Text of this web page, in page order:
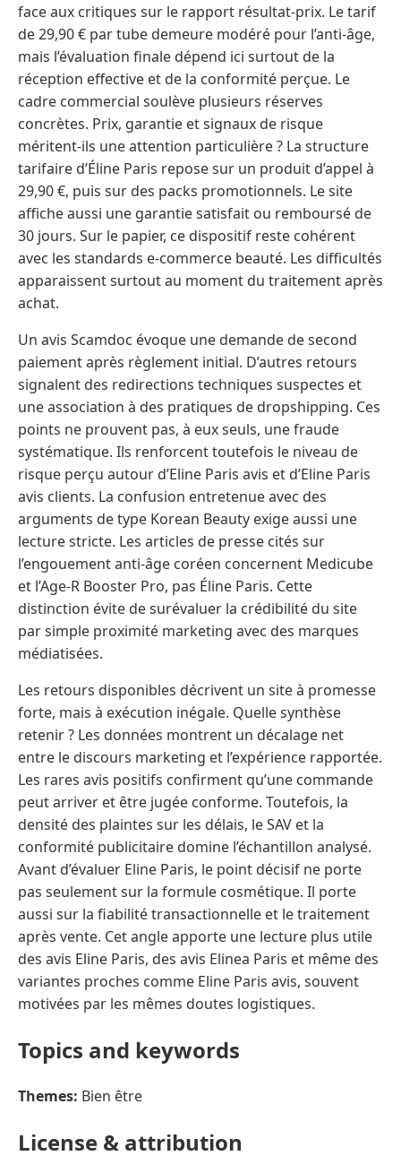
face aux critiques sur le rapport résultat-prix. Le tarif
de 29,90 € par tube demeure modéré pour l’anti-âge,
mais l’évaluation finale dépend ici surtout de la
réception effective et de la conformité perçue. Le
cadre commercial soulève plusieurs réserves
concrètes. Prix, garantie et signaux de risque
méritent-ils une attention particulière ? La structure
tarifaire d’Éline Paris repose sur un produit d’appel à
29,90 €, puis sur des packs promotionnels. Le site
affiche aussi une garantie satisfait ou remboursé de
30 jours. Sur le papier, ce dispositif reste cohérent
avec les standards e-commerce beauté. Les difficultés
apparaissent surtout au moment du traitement après
achat.
Un avis Scamdoc évoque une demande de second
paiement après règlement initial. D’autres retours
signalent des redirections techniques suspectes et
une association à des pratiques de dropshipping. Ces
points ne prouvent pas, à eux seuls, une fraude
systématique. Ils renforcent toutefois le niveau de
risque perçu autour d’Eline Paris avis et d’Eline Paris
avis clients. La confusion entretenue avec des
arguments de type Korean Beauty exige aussi une
lecture stricte. Les articles de presse cités sur
l’engouement anti-âge coréen concernent Medicube
et l’Age-R Booster Pro, pas Éline Paris. Cette
distinction évite de surévaluer la crédibilité du site
par simple proximité marketing avec des marques
médiatisées.
Les retours disponibles décrivent un site à promesse
forte, mais à exécution inégale. Quelle synthèse
retenir ? Les données montrent un décalage net
entre le discours marketing et l’expérience rapportée.
Les rares avis positifs confirment qu’une commande
peut arriver et être jugée conforme. Toutefois, la
densité des plaintes sur les délais, le SAV et la
conformité publicitaire domine l’échantillon analysé.
Avant d’évaluer Eline Paris, le point décisif ne porte
pas seulement sur la formule cosmétique. Il porte
aussi sur la fiabilité transactionnelle et le traitement
après vente. Cet angle apporte une lecture plus utile
des avis Eline Paris, des avis Elinea Paris et même des
variantes proches comme Eline Paris avis, souvent
motivées par les mêmes doutes logistiques.
Topics and keywords
Themes: Bien être
License & attribution